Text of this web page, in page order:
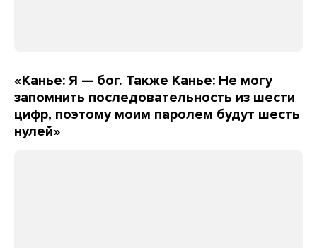
«Канье: Я — бог. Также Канье: Не могу
запомнить последовательность из шести
цифр, поэтому моим паролем будут шесть
нулей»